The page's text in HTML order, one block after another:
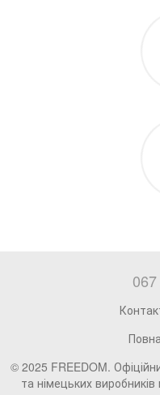
© 2025 FREEDOM.
та німецьких